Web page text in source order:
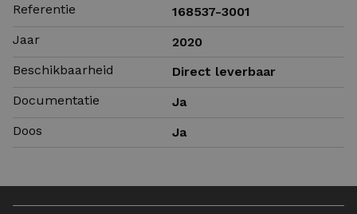
Referentie
168537-3001
Jaar
2020
Beschikbaarheid
Direct leverbaar
Documentatie
Ja
Doos
Ja